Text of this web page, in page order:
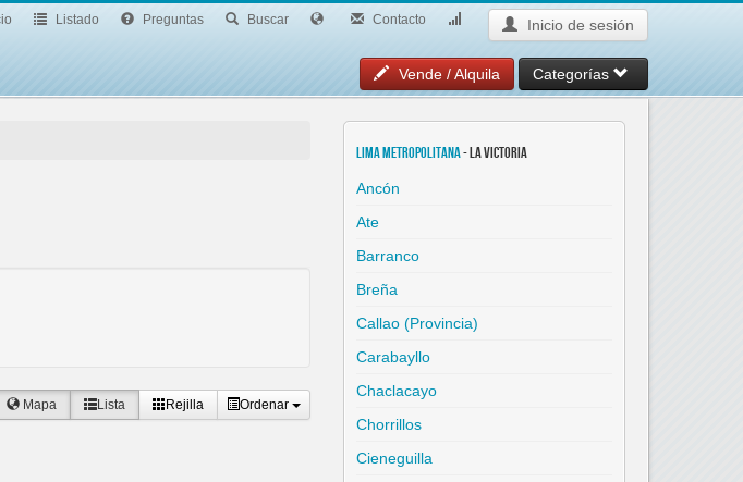
Listado Preguntas Buscar Contacto Inicio de sesión
Vende / Alquila Categorías
Mapa Lista Rejilla Ordenar
Lima Metropolitana- La Victoria
Ancón
Ate
Barranco
Breña
Callao (Provincia)
Carabayllo
Chaclacayo
Chorrillos
Cieneguilla